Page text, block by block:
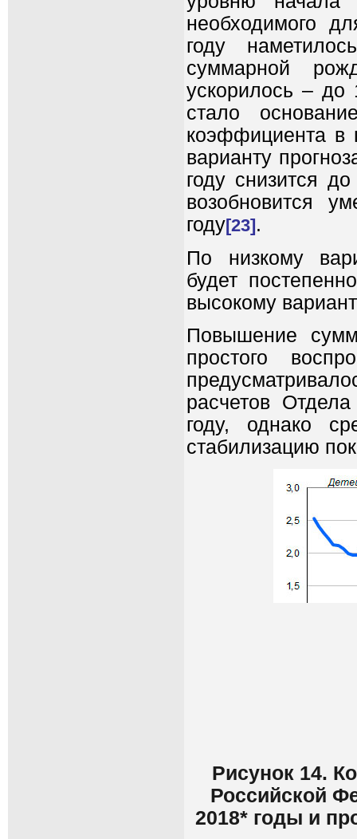
необходимого
году
суммарной
ускорилось – до
стало
коэффициента в
варианту
году снизится
возобновится
году[23].
По низкому
будет
высокому
Повышение
простого
расчетов
году, однако
стабилизацию
Рисунок 14.
Российской
2018* годы и